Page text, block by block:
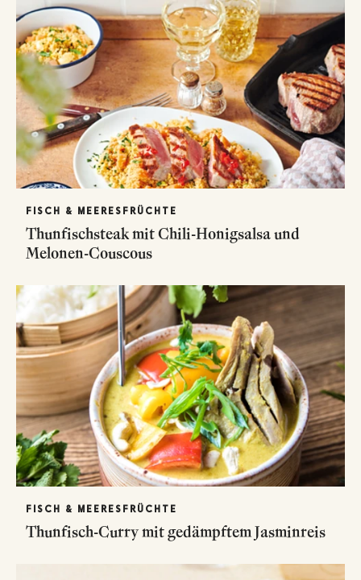
FISCH & MEERESFRÜCHTE
Thunfischsteak mit Chili-Honigsalsa und
Melonen-Couscous
FISCH & MEERESFRÜCHTE
Thunfisch-Curry mit gedämpftem Jasminreis